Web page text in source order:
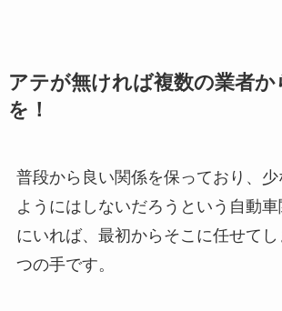
アテが無ければ複数の業者か
を！
普段から良い関係を保っており、
ようにはしないだろうという自動
にいれば、最初からそこに任せてし
つの手です。